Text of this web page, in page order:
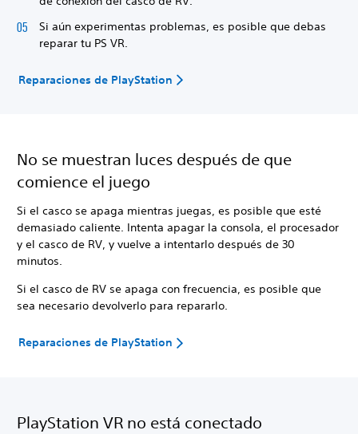
Si aún experimentas problemas, es posible que debas
reparar tu PS VR.
Reparaciones de PlayStation
No se muestran luces después de que
comience el juego
Si el casco se apaga mientras juegas, es posible que esté
demasiado caliente. Intenta apagar la consola, el procesador
y el casco de RV, y vuelve a intentarlo después de 30
minutos.
Si el casco de RV se apaga con frecuencia, es posible que
sea necesario devolverlo para repararlo.
Reparaciones de PlayStation
PlayStation VR no está conectado